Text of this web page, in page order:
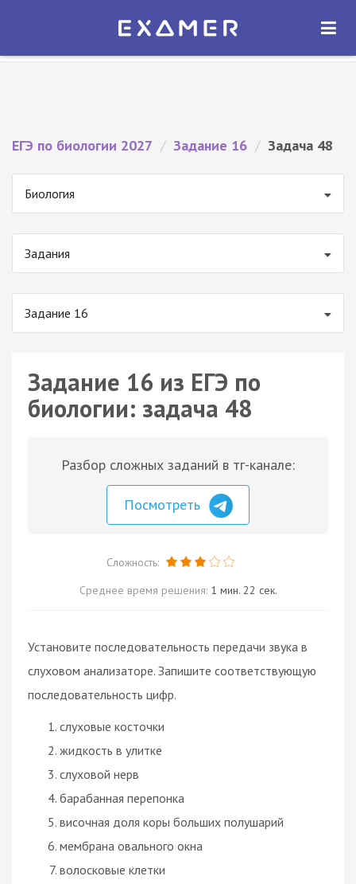
Экзамер — ЕГЭ 2027
ОТКРЫТЬ
ЕГЭ по биологии 2027 / Задание 16 / Задача 48
Биология
Задания
Задание 16
Задание 16 из ЕГЭ по
биологии: задача 48
Разбор сложных заданий в тг-канале:
Посмотреть
Сложность:
Среднее время решения: 1 мин. 22 сек.
Установите последовательность передачи звука в
слуховом анализаторе. Запишите соответствующую
последовательность цифр.
слуховые косточки
жидкость в улитке
слуховой нерв
барабанная перепонка
височная доля коры больших полушарий
мембрана овального окна
волосковые клетки